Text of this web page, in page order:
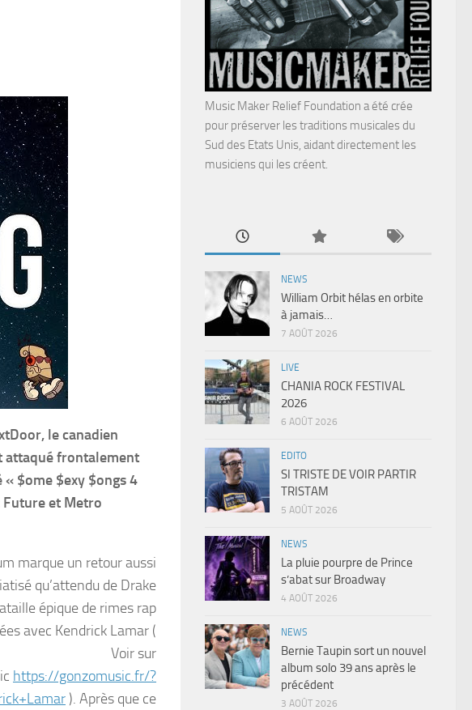
le canadien
attaqué frontalement
$ome $exy $ongs 4
Future et Metro
marque un retour aussi
qu’attendu de Drake
épique de rimes rap
avec Kendrick Lamar (
Voir sur
https://gonzomusic.fr/?
). Après que ce
Music Maker Relief Foundation a été crée
pour préserver les traditions musicales du
Sud des Etats Unis, aidant directement les
musiciens qui les créent.
NEWS
William Orbit hélas en orbite
à jamais…
7 AOÛT 2026
LIVE
CHANIA ROCK FESTIVAL
2026
6 AOÛT 2026
EDITO
SI TRISTE DE VOIR PARTIR
TRISTAM
5 AOÛT 2026
NEWS
La pluie pourpre de Prince
s’abat sur Broadway
4 AOÛT 2026
NEWS
Bernie Taupin sort un nouvel
album solo 39 ans après le
précédent
3 AOÛT 2026